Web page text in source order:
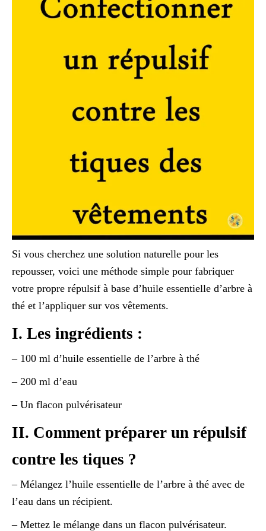
Si vous cherchez une solution naturelle pour les
repousser, voici une méthode simple pour fabriquer
votre propre répulsif à base d’huile essentielle d’arbre à
thé et l’appliquer sur vos vêtements.
I. Les ingrédients :
– 100 ml d’huile essentielle de l’arbre à thé
– 200 ml d’eau
– Un flacon pulvérisateur
II. Comment préparer un répulsif
contre les tiques ?
– Mélangez l’huile essentielle de l’arbre à thé avec de
l’eau dans un récipient.
– Mettez le mélange dans un flacon pulvérisateur.